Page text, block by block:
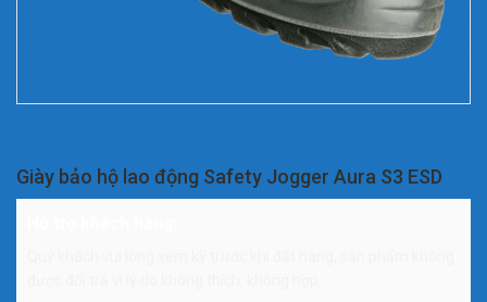
Giày bảo hộ lao động Safety Jogger Aura S3 ESD